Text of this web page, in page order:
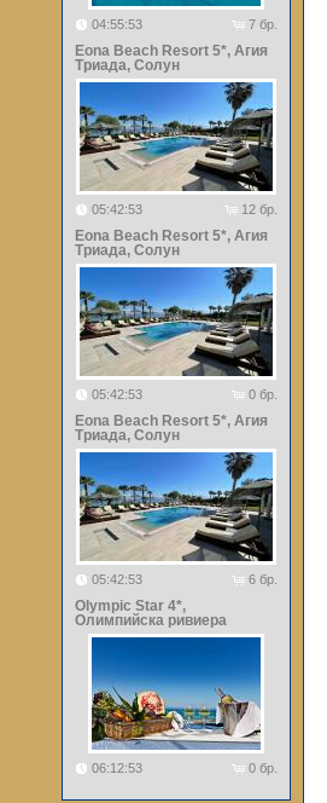
04:55:53 7 бр.
Eona Beach Resort 5*, Агия
Триада, Солун
05:42:53 12 бр.
Eona Beach Resort 5*, Агия
Триада, Солун
05:42:53 0 бр.
Eona Beach Resort 5*, Агия
Триада, Солун
05:42:53 6 бр.
Olympic Star 4*,
Олимпийска ривиера
06:12:53 0 бр.